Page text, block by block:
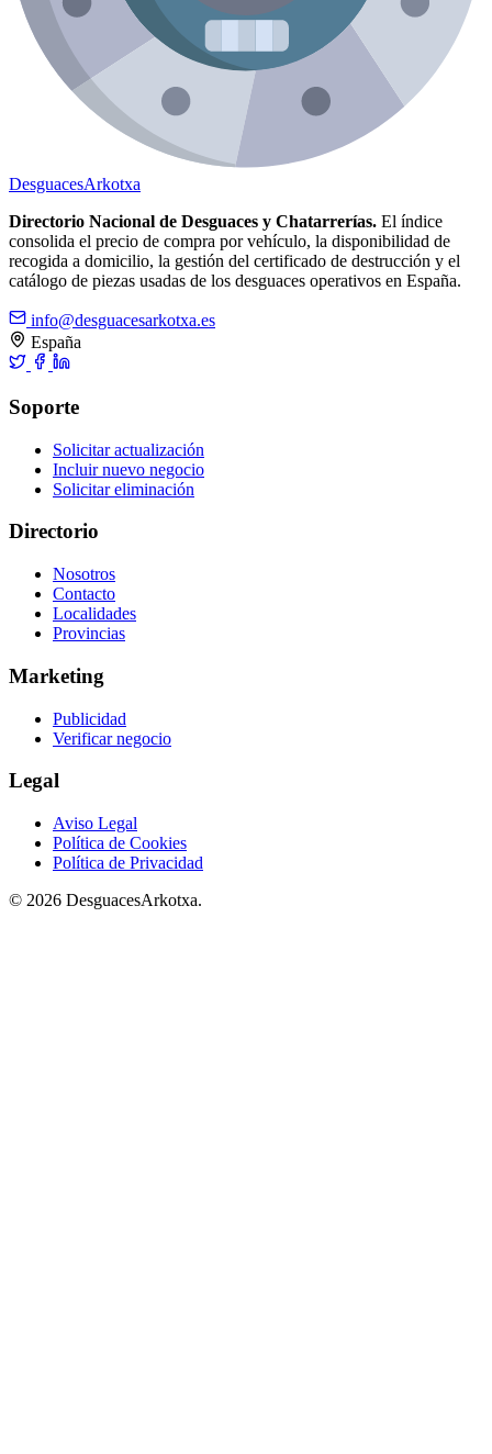
DesguacesArkotxa
Directorio Nacional de Desguaces y Chatarrerías. El índice
consolida el precio de compra por vehículo, la disponibilidad de
recogida a domicilio, la gestión del certificado de destrucción y el
catálogo de piezas usadas de los desguaces operativos en España.
info@desguacesarkotxa.es
España
Soporte
Solicitar actualización
Incluir nuevo negocio
Solicitar eliminación
Directorio
Nosotros
Contacto
Localidades
Provincias
Marketing
Publicidad
Verificar negocio
Legal
Aviso Legal
Política de Cookies
Política de Privacidad
© 2026 DesguacesArkotxa.